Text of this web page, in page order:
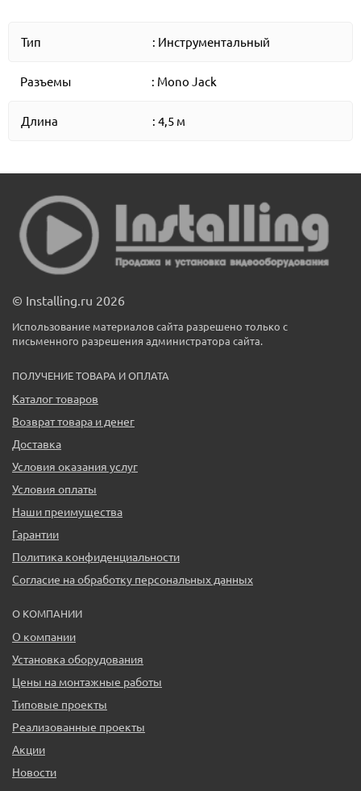
Тип : Инструментальный
Разъемы : Mono Jack
Длина : 4,5 м
© Installing.ru 2026
Использование материалов сайта разрешено только с
письменного разрешения администратора сайта.
ПОЛУЧЕНИЕ ТОВАРА И ОПЛАТА
Каталог товаров
Возврат товара и денег
Доставка
Условия оказания услуг
Условия оплаты
Наши преимущества
Гарантии
Политика конфиденциальности
Согласие на обработку персональных данных
О КОМПАНИИ
О компании
Установка оборудования
Цены на монтажные работы
Типовые проекты
Реализованные проекты
Акции
Новости